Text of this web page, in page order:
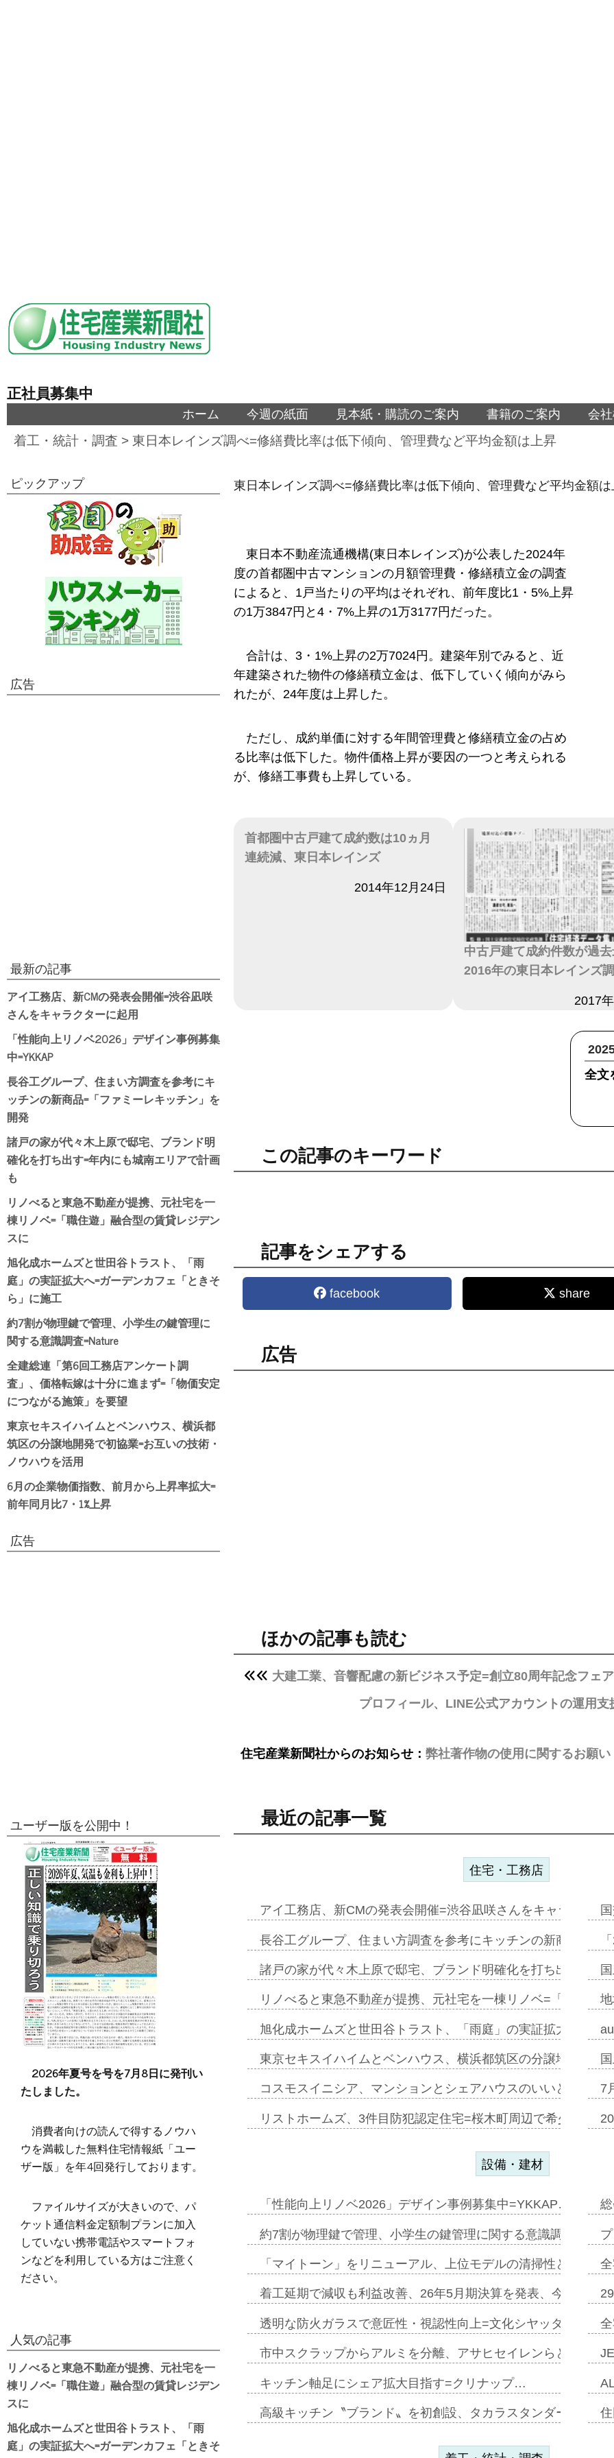
正社員募集中
ホーム 今週の紙面 見本紙・購読のご案内 書籍のご案内 会
着工・統計・調査 > 東日本レインズ調べ=修繕費比率は低下傾向、管理費など平均金額は上昇
東日本レインズ調べ=修繕費比率は低下傾向、管理費など平均金額は
東日本不動産流通機構(東日本レインズ)が公表した2024年
度の首都圏中古マンションの月額管理費・修繕積立金の調査
によると、1戸当たりの平均はそれぞれ、前年度比1・5%上昇
の1万3847円と4・7%上昇の1万3177円だった。
合計は、3・1%上昇の2万7024円。建築年別でみると、近
年建築された物件の修繕積立金は、低下していく傾向がみら
れたが、24年度は上昇した。
ただし、成約単価に対する年間管理費と修繕積立金の占め
る比率は低下した。物件価格上昇が要因の一つと考えられる
が、修繕工事費も上昇している。
首都圏中古戸建て成約数は10ヵ月
連続減、東日本レインズ
2014年12月24日
中古戸建て成約件数が過
2016年の東日本レインズ
2017
全文
この記事のキーワード
記事をシェアする
facebook share
広告
ほかの記事も読む
大建工業、音響配慮の新ビジネス予定=創立80周年記念フェ
プロフィール、LINE公式アカウントの運用
住宅産業新聞社からのお知らせ： 弊社著作物の使用に関するお願い
最近の記事一覧
住宅・工務店
アイ工務店、新CMの発表会開催=渋谷凪咲さんをキャラクタ
長谷工グループ、住まい方調査を参考にキッチンの新商品=「
諸戸の家が代々木上原で邸宅、ブランド明確化を打ち出す=年
リノべると東急不動産が提携、元社宅を一棟リノベ=「職住遊
旭化成ホームズと世田谷トラスト、「雨庭」の実証拡大へ=ガ
東京セキスイハイムとベンハウス、横浜都筑区の分譲地開発で
コスモスイニシア、マンションとシェアハウスのいいとこどり
リストホームズ、3件目防犯認定住宅=桜木町周辺で希少価値
7
設備・建材
「性能向上リノベ2026」デザイン事例募集中=YKKAP…
約7割が物理鍵で管理、小学生の鍵管理に関する意識調査
「マイトーン」をリニューアル、上位モデルの清掃性と安全
着工延期で減収も利益改善、26年5月期決算を発表、今期は増
透明な防火ガラスで意匠性・視認性向上=文化シヤッター…
市中スクラップからアルミを分離、アサヒセイレンらと協働開
キッチン軸足にシェア拡大目指す=クリナップ…
高級キッチン〝ブランド〟を初創設、タカラスタンダードが新
ピックアップ
広告
最新の記事
アイ工務店、新CMの発表会開催=渋谷凪咲
さんをキャラクターに起用
「性能向上リノベ2026」デザイン事例募集
中=YKKAP
長谷工グループ、住まい方調査を参考にキ
ッチンの新商品=「ファミーレキッチン」を
開発
諸戸の家が代々木上原で邸宅、ブランド明
確化を打ち出す=年内にも城南エリアで計画
も
リノべると東急不動産が提携、元社宅を一
棟リノベ=「職住遊」融合型の賃貸レジデン
スに
旭化成ホームズと世田谷トラスト、「雨
庭」の実証拡大へ=ガーデンカフェ「ときそ
ら」に施工
約7割が物理鍵で管理、小学生の鍵管理に
関する意識調査=Nature
全建総連「第6回工務店アンケート調
査」、価格転嫁は十分に進まず=「物価安定
につながる施策」を要望
東京セキスイハイムとベンハウス、横浜都
筑区の分譲地開発で初協業=お互いの技術・
ノウハウを活用
6月の企業物価指数、前月から上昇率拡大=
前年同月比7・1%上昇
広告
ユーザー版を公開中！
2026年夏号を号を7月8日に発刊い
たしました。
消費者向けの読んで得するノウハ
ウを満載した無料住宅情報紙「ユー
ザー版」を年4回発行しております。
ファイルサイズが大きいので、パ
ケット通信料金定額制プランに加入
していない携帯電話やスマートフォ
ンなどを利用している方はご注意く
ださい。
人気の記事
リノべると東急不動産が提携、元社宅を一
棟リノベ=「職住遊」融合型の賃貸レジデン
スに
旭化成ホームズと世田谷トラスト、「雨
庭」の実証拡大へ=ガーデンカフェ「ときそ